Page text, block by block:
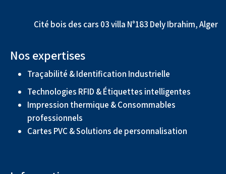
Cité bois des cars 03 villa N°183 Dely Ibrahim, Alger
Nos expertises
Traçabilité & Identification Industrielle
Technologies RFID & Étiquettes intelligentes
Impression thermique & Consommables
professionnels
Cartes PVC & Solutions de personnalisation